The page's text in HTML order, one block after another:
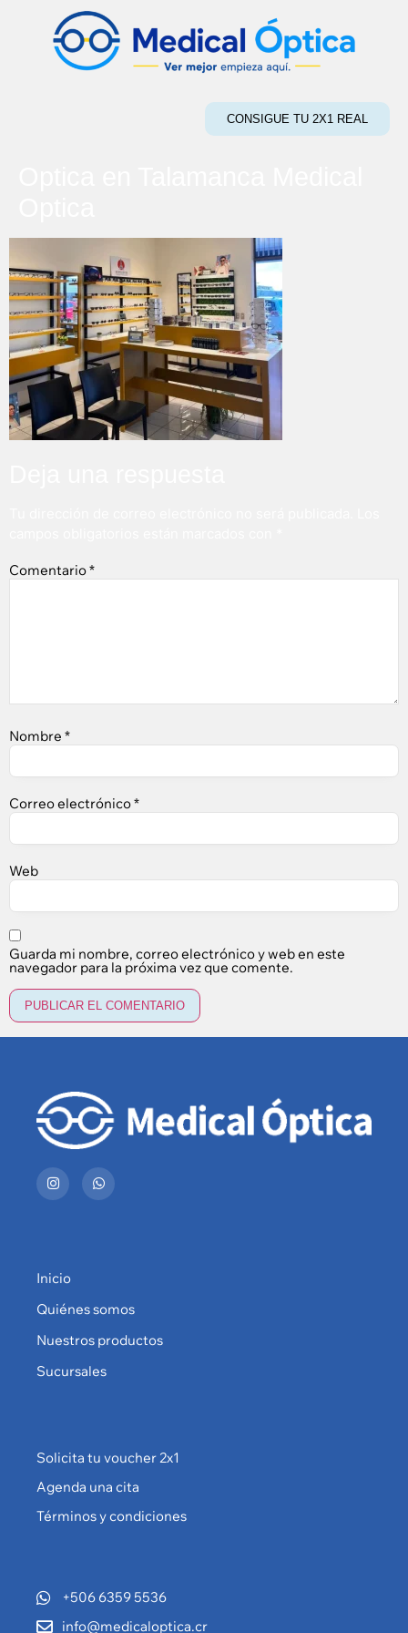
CONSIGUE TU 2X1 REAL
Comentario*
Nombre *
Correo electrónico*
Web
Guarda mi nombre, correo electrónico y web en este
navegador para la próxima vez que comente.
Inicio
Quiénes somos
Nuestros productos
Sucursales
Solicita tu voucher 2x1
Agenda una cita
Términos y condiciones
+506 6359 5536
info@medicaloptica.cr